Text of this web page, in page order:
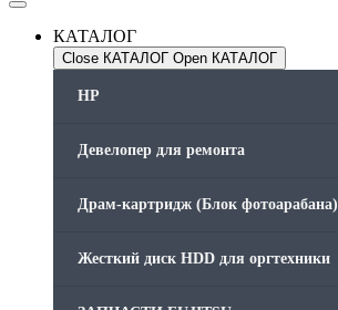
КАТАЛОГ
Close КАТАЛОГ Open КАТАЛОГ
HP
Девелопер для ремонта
Драм-картридж (Блок фотоарабана)
Жесткий диск HDD для оргтехники